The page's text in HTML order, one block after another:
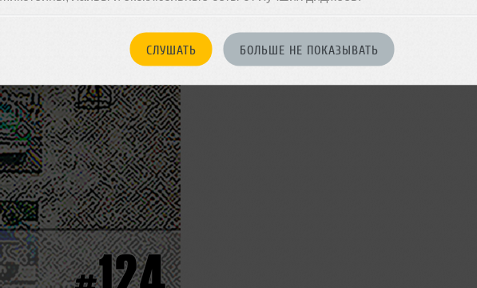
СЛУШАТЬ БОЛЬШЕ НЕ ПОКАЗЫВАТЬ